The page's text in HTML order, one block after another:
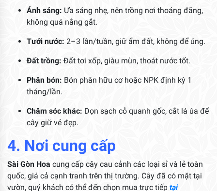
Ánh sáng: Ưa sáng nhẹ, nên trồng nơi thoáng đãng,
không quá nắng gắt.
Tưới nước: 2–3 lần/tuần, giữ ẩm đất, không để úng.
Đất trồng: Đất tơi xốp, giàu mùn, thoát nước tốt.
Phân bón: Bón phân hữu cơ hoặc NPK định kỳ 1
tháng/lần.
Chăm sóc khác: Dọn sạch cỏ quanh gốc, cắt lá úa để
cây giữ vẻ đẹp.
4. Nơi cung cấp
Sài Gòn Hoa cung cấp cây cau cảnh các loại sỉ và lẻ toàn
quốc, giá cả cạnh tranh trên thị trường. Cây đã có mặt tại
vườn, quý khách có thể đến chọn mua trực tiếp tại